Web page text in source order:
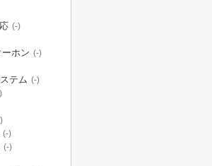
(-)
ホン (-)
テム (-)
(-)
(-)